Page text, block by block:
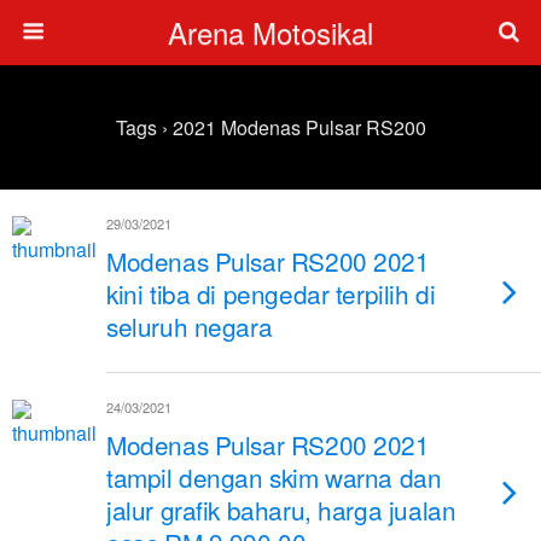
Arena Motosikal
Tags › 2021 Modenas Pulsar RS200
29/03/2021
Modenas Pulsar RS200 2021
kini tiba di pengedar terpilih di
seluruh negara
24/03/2021
Modenas Pulsar RS200 2021
tampil dengan skim warna dan
jalur grafik baharu, harga jualan